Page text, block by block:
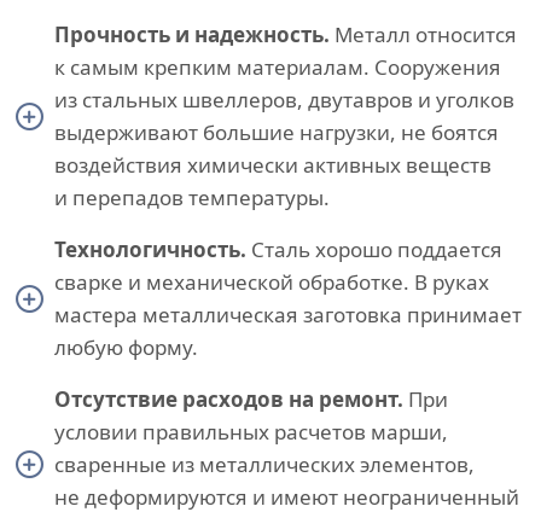
Прочность и надежность. Металл относится
к самым крепким материалам. Сооружения
из стальных швеллеров, двутавров и уголков
выдерживают большие нагрузки, не боятся
воздействия химически активных веществ
и перепадов температуры.
Технологичность. Сталь хорошо поддается
сварке и механической обработке. В руках
мастера металлическая заготовка принимает
любую форму.
Отсутствие расходов на ремонт. При
условии правильных расчетов марши,
сваренные из металлических элементов,
не деформируются и имеют неограниченный